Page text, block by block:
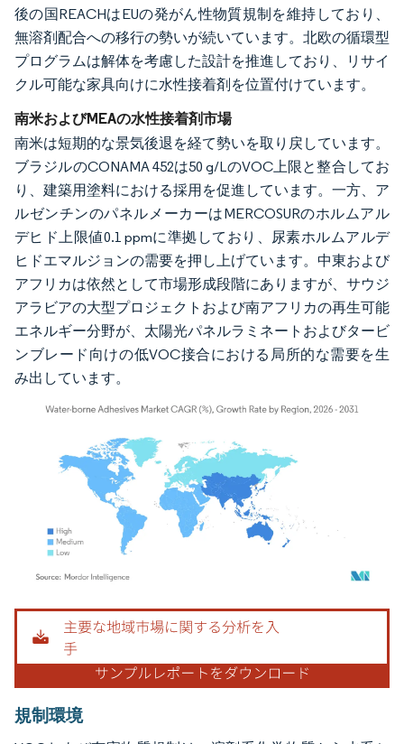
後の国REACHはEUの発がん性物質規制を維持しており、
無溶剤配合への移行の勢いが続いています。北欧の循環型
プログラムは解体を考慮した設計を推進しており、リサイ
クル可能な家具向けに水性接着剤を位置付けています。
南米およびMEAの水性接着剤市場
南米は短期的な景気後退を経て勢いを取り戻しています。
ブラジルのCONAMA 452は50 g/LのVOC上限と整合してお
り、建築用塗料における採用を促進しています。一方、ア
ルゼンチンのパネルメーカーはMERCOSURのホルムアル
デヒド上限値0.1 ppmに準拠しており、尿素ホルムアルデ
ヒドエマルジョンの需要を押し上げています。中東および
アフリカは依然として市場形成段階にありますが、サウジ
アラビアの大型プロジェクトおよび南アフリカの再生可能
エネルギー分野が、太陽光パネルラミネートおよびタービ
ンブレード向けの低VOC接合における局所的な需要を生
み出しています。
画像 © Mordor Intelligence。再利用にはCC BY 4.0の表示が必要です。
規制環境